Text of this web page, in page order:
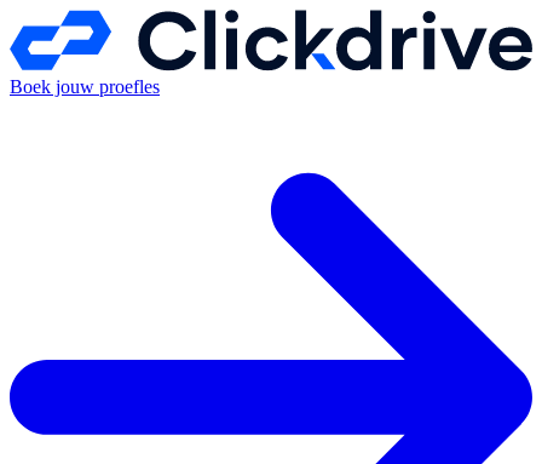
Boek jouw proefles